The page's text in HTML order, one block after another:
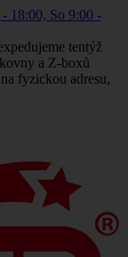
18:00, So 9:00 -
tentýž
a Z-boxů
fyzickou adresu,